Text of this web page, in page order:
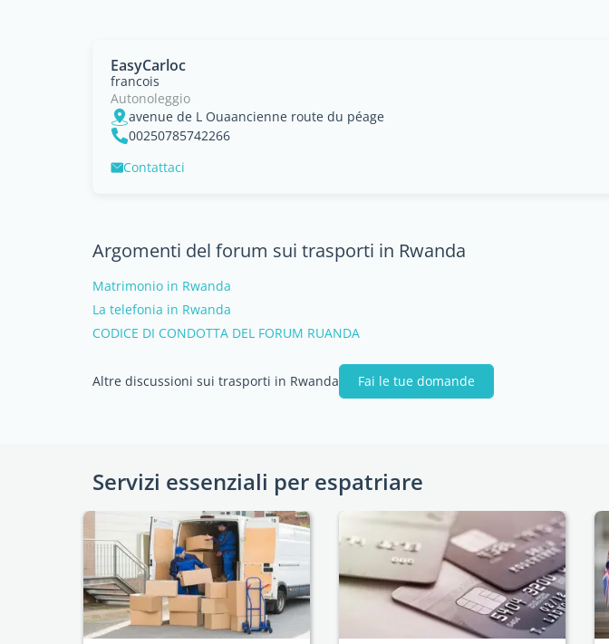
EasyCarloc
francois
Autonoleggio
avenue de L Ouaancienne route du péage
00250785742266
Contattaci
Argomenti del forum sui trasporti in Rwanda
Matrimonio in Rwanda
La telefonia in Rwanda
CODICE DI CONDOTTA DEL FORUM RUANDA
Altre discussioni sui trasporti in Rwanda Fai le tue domande
Servizi essenziali per espatriare